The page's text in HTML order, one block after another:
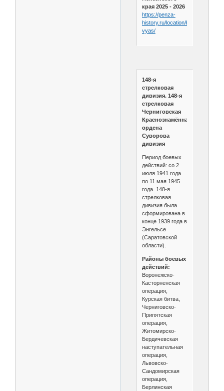
края 2025 - 2026
https://penza-
history.ru/location/bolshoj-
vyas/
148-я
стрелковая
дивизия. 148-я
стрелковая
Черниговская
Краснознамённая
ордена
Суворова
дивизия
Период боевых
действий: со 2
июля 1941 года
по 11 мая 1945
года. 148-я
стрелковая
дивизия была
сформирована в
конце 1939 года в
Энгельсе
(Саратовской
области).
Районы боевых
действий:
Воронежско-
Касторненская
операция,
Курская битва,
Черниговско-
Припятская
операция,
Житомирско-
Бердичевская
наступательная
операция,
Львовско-
Сандомирская
операция,
Берлинская